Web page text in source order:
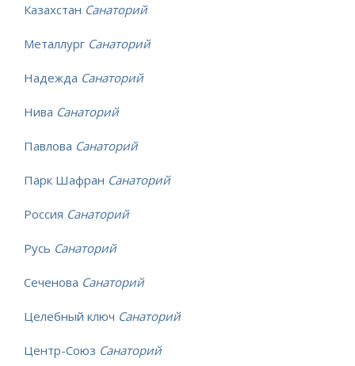
Казахстан Санаторий
Металлург Санаторий
Надежда Санаторий
Нива Санаторий
Павлова Санаторий
Парк Шафран Санаторий
Россия Санаторий
Русь Санаторий
Сеченова Санаторий
Целебный ключ Санаторий
Центр-Союз Санаторий